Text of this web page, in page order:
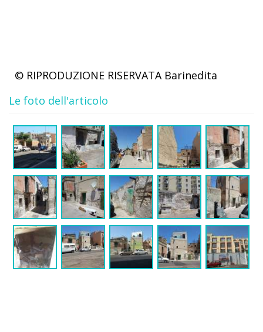
© RIPRODUZIONE RISERVATA Barinedita
Le foto dell'articolo